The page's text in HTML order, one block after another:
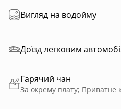
Вигляд на водойму
Доїзд легковим
Гарячий чан
За окрему плату; Приватне